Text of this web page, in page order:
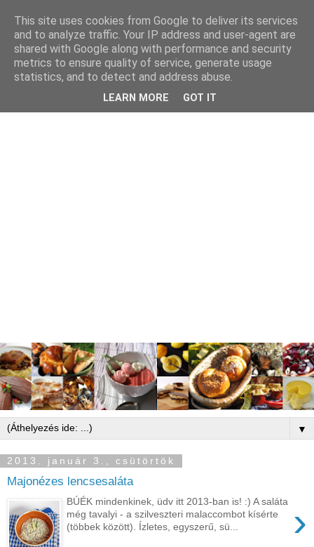
▼
2013. január 3., csütörtök
Majonézes lencsesaláta
›
BÚÉK mindenkinek, üdv itt 2013-ban is! :) A saláta
még tavalyi - a szilveszteri malaccombot kísérte
(többek között). Ízletes, egyszerű, sü...
This site uses cookies from Google to deliver its services
and to analyze traffic. Your IP address and user-agent are
shared with Google along with performance and security
metrics to ensure quality of service, generate usage
statistics, and to detect and address abuse.
LEARN MORE GOT IT